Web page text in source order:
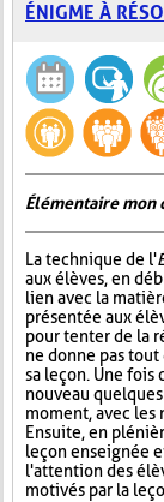
ÉNIGME À
Élémentaire mon
La technique de l'
aux élèves, en
lien avec la
présentée aux
pour tenter de la
ne donne pas
sa leçon. Une
nouveau
moment, avec les
Ensuite, en
leçon enseignée
l'attention des
motivés par la